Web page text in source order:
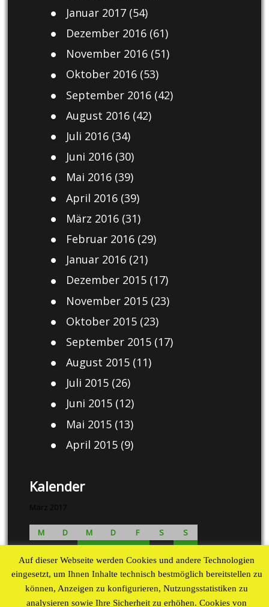
Januar 2017(54)
Dezember 2016(61)
November 2016(51)
Oktober 2016(53)
September 2016(42)
August 2016(42)
Juli 2016(34)
Juni 2016(30)
Mai 2016(39)
April 2016(39)
März 2016(31)
Februar 2016(29)
Januar 2016(21)
Dezember 2015(17)
November 2015(23)
Oktober 2015(23)
September 2015(17)
August 2015(11)
Juli 2015(26)
Juni 2015(12)
Mai 2015(13)
April 2015(9)
Kalender
März 2017
M D M D F S
S
1
2 3 4
5
6
7 8 9 10 11
12
13
14 15 16 17 18
19
20
21 22 23 24 25
26
Auf dieser Webseite werden Cookies und andere Technologien
eingesetzt, um Ihnen Inhalte technisch bestmöglich bereitstellen zu
können, Anzeigen zu konfigurieren, Nutzungsstatistiken zu
analysieren sowie Ihre Sicherheit zu erhöhen. Cookies von